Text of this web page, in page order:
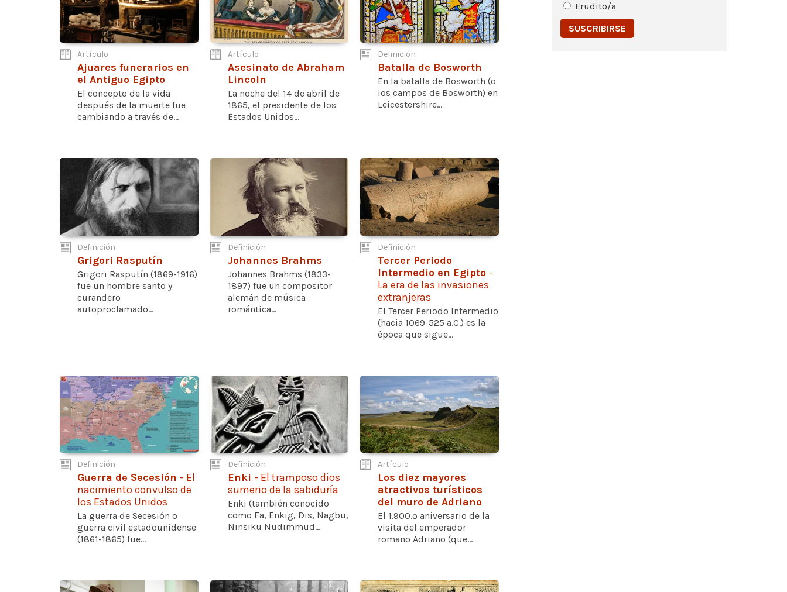
Artículo
Ajuares funerarios en
el Antiguo Egipto
El concepto de la vida
después de la muerte fue
cambiando a través de...
Artículo
Asesinato de Abraham
Lincoln
La noche del 14 de abril de
1865, el presidente de los
Estados Unidos...
Definición
Batalla de Bosworth
En la batalla de Bosworth (o
los campos de Bosworth) en
Leicestershire...
Definición
Grigori Rasputín
Grigori Rasputín (1869-1916)
fue un hombre santo y
curandero
autoproclamado...
Definición
Johannes Brahms
Johannes Brahms (1833-
1897) fue un compositor
alemán de música
romántica...
Definición
Tercer Periodo
Intermedio en Egipto -
La era de las invasiones
extranjeras
El Tercer Periodo Intermedio
(hacia 1069-525 a.C.) es la
época que sigue...
Definición
Guerra de Secesión - El
nacimiento convulso de
los Estados Unidos
La guerra de Secesión o
guerra civil estadounidense
(1861-1865) fue...
Definición
Enki - El tramposo dios
sumerio de la sabiduría
Enki (también conocido
como Ea, Enkig, Dis, Nagbu,
Ninsiku Nudimmud...
Artículo
Los diez mayores
atractivos turísticos
del muro de Adriano
El 1.900.º aniversario de la
visita del emperador
romano Adriano (que...
Erudito/a